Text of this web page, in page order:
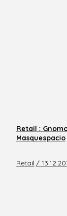
Retail :
Masquespacio
Retail /